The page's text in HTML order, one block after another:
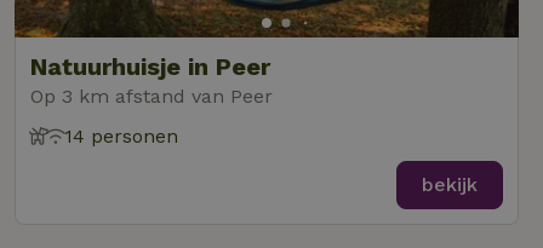
Natuurhuisje in Peer
Op 3 km afstand van Peer
14 personen
bekijk